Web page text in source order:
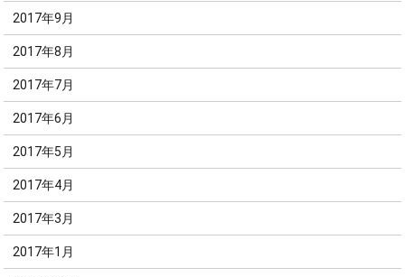
2017年9月
2017年8月
2017年7月
2017年6月
2017年5月
2017年4月
2017年3月
2017年1月